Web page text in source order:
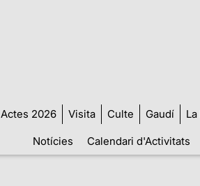
Actes 2026 Visita Culte Gaudí
Notícies
Calendari d'Activitats